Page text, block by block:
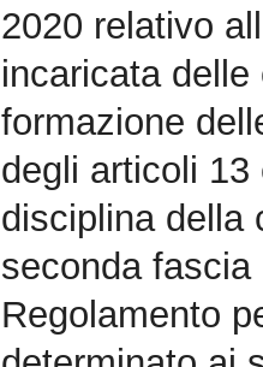
2020 relativo
incaricata
formazione
degli articoli
disciplina della
seconda
Regolamento